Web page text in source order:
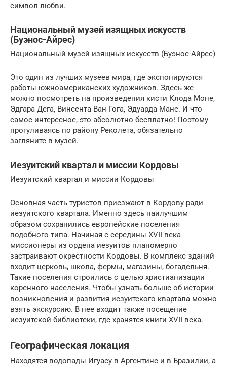
символ любви.
Национальный музей изящных искусств
(Буэнос-Айрес)
Национальный музей изящных искусств (Буэнос-Айрес)
Это один из лучших музеев мира, где экспонируются
работы южноамериканских художников. Здесь же
можно посмотреть на произведения кисти Клода Моне,
Эдгара Дега, Винсента Ван Гога, Эдуарда Мане. И что
самое интересное, это абсолютно бесплатно! Поэтому
прогуливаясь по району Реколета, обязательно
загляните в музей.
Иезуитский квартал и миссии Кордовы
Иезуитский квартал и миссии Кордовы
Основная часть туристов приезжают в Кордову ради
иезуитского квартала. Именно здесь наилучшим
образом сохранились европейские поселения
подобного типа. Начиная с середины XVII века
миссионеры из ордена иезуитов планомерно
застраивают окрестности Кордовы. В комплекс зданий
входит церковь, школа, фермы, магазины, богадельня.
Такие поселения строились с целью христианизации
коренного населения. Чтобы узнать больше об истории
возникновения и развития иезуитского квартала можно
взять экскурсию. В нее входит также посещение
иезуитской библиотеки, где хранятся книги XVII века.
Географическая локация
Находятся водопады Игуасу в Аргентине и в Бразилии, а